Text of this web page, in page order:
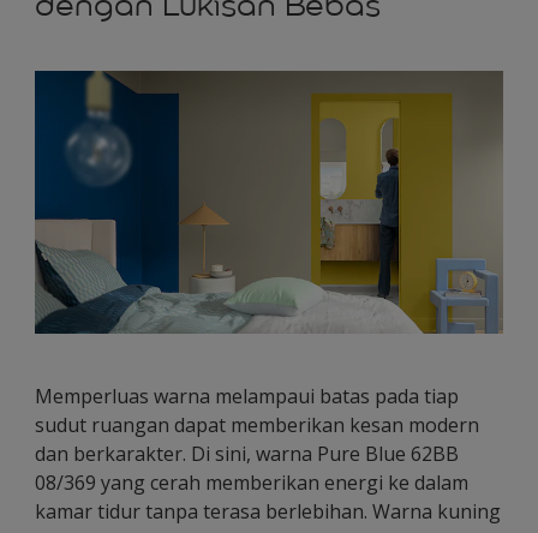
Memperluas warna melampaui batas pada tiap
sudut ruangan dapat memberikan kesan modern
dan berkarakter. Di sini, warna Pure Blue 62BB
08/369 yang cerah memberikan energi ke dalam
kamar tidur tanpa terasa berlebihan. Warna kuning